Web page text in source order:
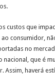
custos que
consumidor,
no
que é
Assim, haverá